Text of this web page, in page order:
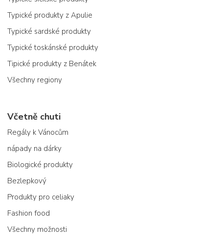
Typické produkty z Apulie
Typické sardské produkty
Typické toskánské produkty
Tipické produkty z Benátek
Všechny regiony
Včetně chuti
Regály k Vánocům
nápady na dárky
Biologické produkty
Bezlepkový
Produkty pro celiaky
Fashion food
Všechny možnosti